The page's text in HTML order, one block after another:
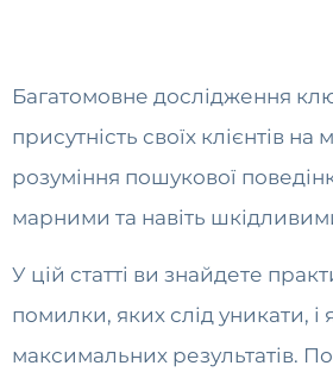
Багатомовне дослідження
присутність своїх клієнтів
розуміння пошукової
марними та навіть
У цій статті ви знайдете
помилки, яких слід уникати, і
максимальних результатів.